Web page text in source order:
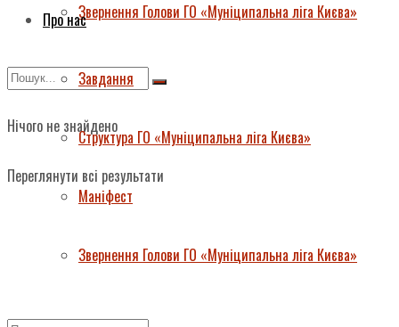
Звернення Голови ГО «Муніципальна ліга Києва»
Нічого не знайдено
Переглянути всі результати
Про нас
Завдання
Структура ГО «Муніципальна ліга Києва»
Маніфест
Звернення Голови ГО «Муніципальна ліга Києва»